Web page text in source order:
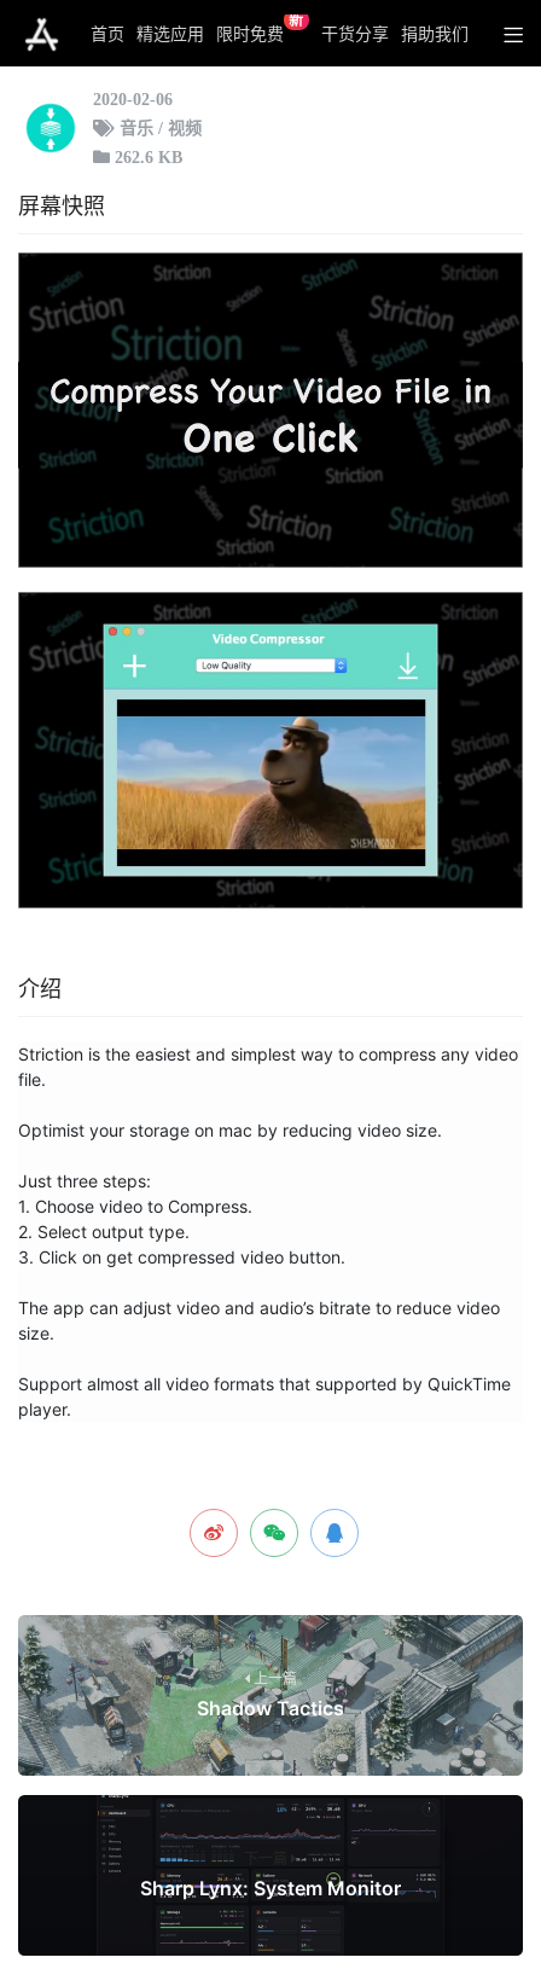
首页 精选应用 限时免费
新
干货分享 捐助我们
Striction - Video Compressor
2020-02-06
音乐 / 视频
262.6 KB
屏幕快照
介绍
Striction is the easiest and simplest way to compress any video
file.
Optimist your storage on mac by reducing video size.
Just three steps:
1. Choose video to Compress.
2. Select output type.
3. Click on get compressed video button.
The app can adjust video and audio’s bitrate to reduce video
size.
Support almost all video formats that supported by QuickTime
player.
上一篇
Shadow Tactics
Sharp Lynx: System Monitor